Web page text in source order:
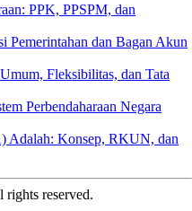
PPK, PPSPM, dan
Pemerintahan dan Bagan Akun
Fleksibilitas, dan Tata
Perbendaharaan Negara
Adalah: Konsep, RKUN, dan
rights reserved.